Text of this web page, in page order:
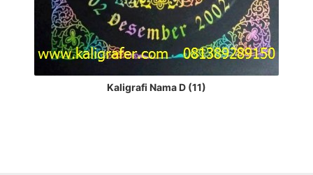
Kaligrafi Nama D (11)